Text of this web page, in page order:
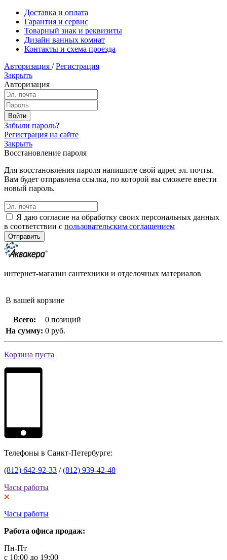
Доставка и оплата
Гарантия и сервис
Товарный знак и реквизиты
Дизайн ванных комнат
Контакты и схема проезда
Авторизация / Регистрация
Закрыть
Авторизация
Забыли пароль?
Регистрация на сайте
Закрыть
Восстановление пароля
Для восстановления пароля напишите свой адрес эл. почты.
Вам будет отправлена ссылка, по которой вы сможете ввести
новый пароль.
Я даю согласие на обработку своих персональных данных
в соответствии с пользовательским соглашением
интернет-магазин сантехники и отделочных материалов
В вашей корзине
Всего:
0 позиций
На сумму: 0 руб.
Корзина пуста
Телефоны в Санкт-Петербурге:
(812) 642-92-33 /(812) 939-42-48
Часы работы
Часы работы
Работа офиса продаж:
Пн-Пт
с 10:00 до 19:00